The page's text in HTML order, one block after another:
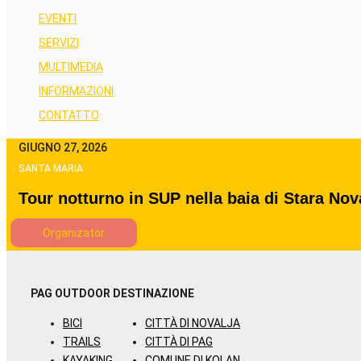
EVENTI
SERVIZI
MULTIMEDIA
INFORMAZIONI
CONTATTO
GIUGNO 27, 2026
SANTA MARIA
Tour notturno in SUP nella baia di Stara
Organizator
PAG OUTDOOR
BICI
TRAILS
DESTINAZIONE
CITTÀ DI NOVALJA
CITTÀ DI PAG